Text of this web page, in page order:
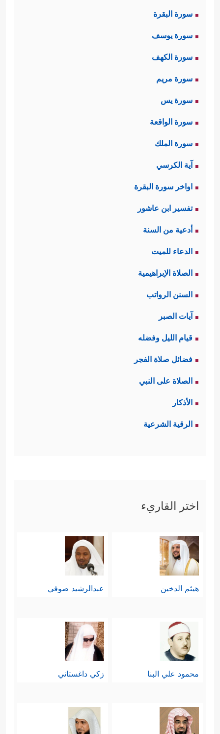
سورة البقرة
سورة يوسف
سورة الكهف
سورة مريم
سورة يس
سورة الواقعة
سورة الملك
آية الكرسي
اواخر سورة البقرة
تفسير ابن عاشور
أدعية من السنة
الدعاء للميت
الصلاة الإبراهيمية
السنن الرواتب
آيات الصبر
قيام الليل وفضله
فضائل صلاة الفجر
الصلاة على النبي
الأذكار
الرقية الشرعية
اختر القاريء
هيثم الدخين عبدالرشيد صوفي
محمود علي البنا زكي داغستاني